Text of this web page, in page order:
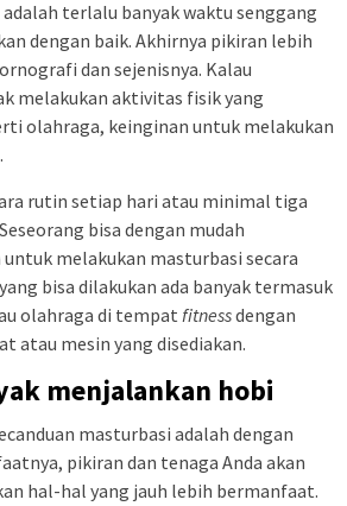
terlalu banyak waktu senggang
dengan baik. Akhirnya pikiran lebih
dan sejenisnya. Kalau
melakukan aktivitas fisik yang
olahraga, keinginan untuk melakukan
rutin setiap hari atau minimal tiga
bisa dengan mudah
melakukan masturbasi secara
bisa dilakukan ada banyak termasuk
olahraga di tempat fitnessdengan
atau mesin yang disediakan.
menjalankan hobi
masturbasi adalah dengan
pikiran dan tenaga Anda akan
hal-hal yang jauh lebih bermanfaat.